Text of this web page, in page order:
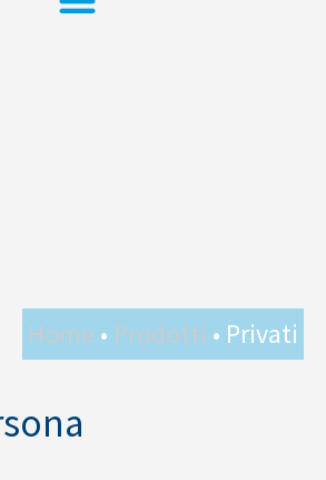
Home • Prodotti • Privati